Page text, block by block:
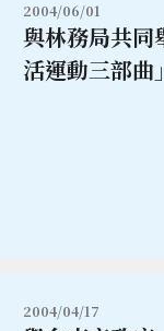
2004/06/01
與林務局共
活運動三部曲
2004/04/17